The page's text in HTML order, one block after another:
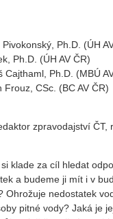
Ph.D. (ÚH
Ph.D. (ÚH AV ČR)
Cajthaml, Ph.D. (MBÚ
Frouz, CSc. (BC AV ČR)
zpravodajství ČT,
klade za cíl hledat
a budeme ji mít i v
Ohrožuje nedostatek
pitné vody? Jaká je